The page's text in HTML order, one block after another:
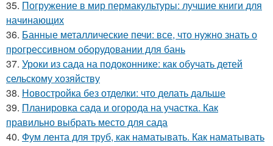
35. Погружение в мир пермакультуры: лучшие книги для
начинающих
36. Банные металлические печи: все, что нужно знать о
прогрессивном оборудовании для бань
37. Уроки из сада на подоконнике: как обучать детей
сельскому хозяйству
38. Новостройка без отделки: что делать дальше
39. Планировка сада и огорода на участка. Как
правильно выбрать место для сада
40. Фум лента для труб, как наматывать. Как наматывать